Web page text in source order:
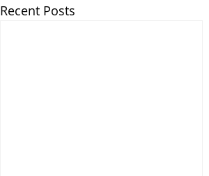
Recent Posts